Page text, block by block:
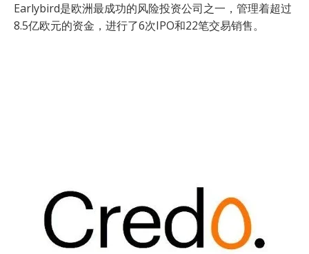
Earlybird是欧洲最成功的风险投资公司之一，管理着超过
8.5亿欧元的资金，进行了6次IPO和22笔交易销售。